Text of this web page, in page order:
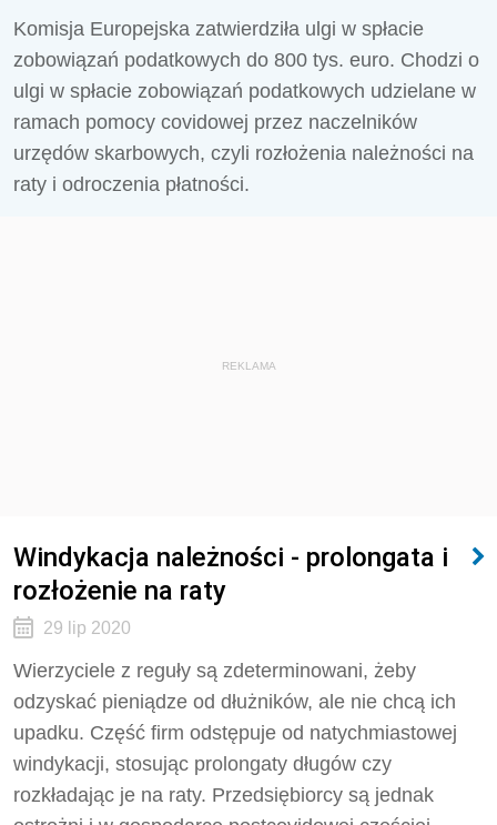
Komisja Europejska zatwierdziła ulgi w spłacie
zobowiązań podatkowych do 800 tys. euro. Chodzi o
ulgi w spłacie zobowiązań podatkowych udzielane w
ramach pomocy covidowej przez naczelników
urzędów skarbowych, czyli rozłożenia należności na
raty i odroczenia płatności.
REKLAMA
Windykacja należności - prolongata i
rozłożenie na raty
29 lip 2020
Wierzyciele z reguły są zdeterminowani, żeby
odzyskać pieniądze od dłużników, ale nie chcą ich
upadku. Część firm odstępuje od natychmiastowej
windykacji, stosując prolongaty długów czy
rozkładając je na raty. Przedsiębiorcy są jednak